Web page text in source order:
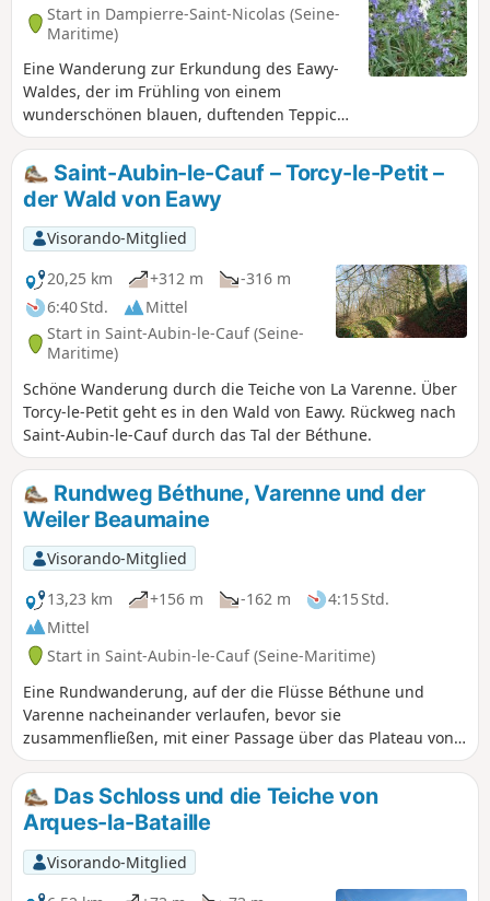
Start in Dampierre-Saint-Nicolas (Seine-
Maritime)
Eine Wanderung zur Erkundung des Eawy-
Waldes, der im Frühling von einem
wunderschönen blauen, duftenden Teppich
aus Hyazinthen bedeckt ist. Unbedingt
unternehmen, bevor forstwirtschaftliche
Arbeiten die Flora dieses Waldabschnitts
verändern.
Saint-Aubin-le-Cauf – Torcy-le-Petit –
der Wald von Eawy
Visorando-Mitglied
20,25 km
+312 m
-316 m
6:40 Std.
Mittel
Start in Saint-Aubin-le-Cauf (Seine-
Maritime)
Schöne Wanderung durch die Teiche von La Varenne. Über
Torcy-le-Petit geht es in den Wald von Eawy. Rückweg nach
Saint-Aubin-le-Cauf durch das Tal der Béthune.
Rundweg Béthune, Varenne und der
Weiler Beaumaine
Visorando-Mitglied
13,23 km
+156 m -162 m
4:15 Std.
Mittel
Start in Saint-Aubin-le-Cauf (Seine-Maritime)
Eine Rundwanderung, auf der die Flüsse Béthune und
Varenne nacheinander verlaufen, bevor sie
zusammenfließen, mit einer Passage über das Plateau von
Quévremont und Beaumaine.
Das Schloss und die Teiche von
Arques-la-Bataille
Visorando-Mitglied